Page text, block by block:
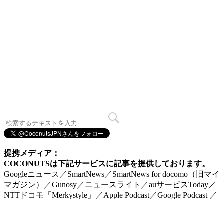
提携メディア：
COCONUTSは下記サービスに記事を提供しております。
Googleニュース／SmartNews／SmartNews for docomo（旧マイ
マガジン）／Gunosy／ニュースライト／auサービスToday／
NTTドコモ「Merkystyle」／Apple Podcast／Google Podcast ／